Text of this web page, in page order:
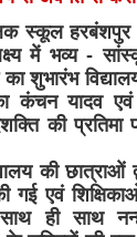
स्कूल
में भव्य -
शुभारंभ
कंचन यादव एवं
की प्रतिमा
की छात्राओं
एवं शिक्षिकाओं
ही साथ नन्हे